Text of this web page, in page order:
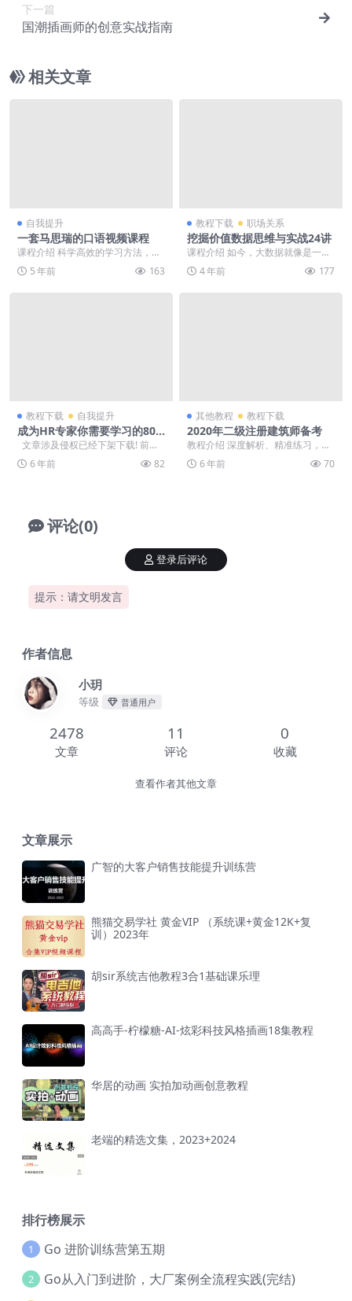
下一篇
国潮插画师的创意实战指南
相关文章
自我提升
一套马思瑞的口语视频课程
课程介绍 科学高效的学习方法，教
你地道美式口语，覆盖生活工作中
的常用场景、聊聊日...
5 年前 163
教程下载 职场关系
挖掘价值数据思维与实战24讲
课程介绍 如今，大数据就像是一座
潜力无穷的金矿，最核心的价值需
要通过挖掘分析才能...
4 年前 177
教程下载 自我提升
成为HR专家你需要学习的80
门必修课
文章涉及侵权已经下架下载! 前言:
成为HR专家你需要学习的80门...
6 年前 82
其他教程 教程下载
2020年二级注册建筑师备考
教程介绍 深度解析、精准练习，取
证更轻松！合理分配时间，掌握答
题技巧，详解17套...
6 年前 70
评论(0)
提示：请文明发言
登录后评论
作者信息
小玥
等级 普通用户
2478
文章
11
评论
0
收藏
查看作者其他文章
文章展示
广智的大客户销售技能提升训练营
熊猫交易学社 黄金VIP （系统课+黄金12K+复
训）2023年
胡sir系统吉他教程3合1基础课乐理
高高手-柠檬糖-AI-炫彩科技风格插画18集教程
华居的动画 实拍加动画创意教程
老端的精选文集，2023+2024
排行榜展示
1 Go 进阶训练营第五期
2
Go从入门到进阶，大厂案例全流程实践(完结)